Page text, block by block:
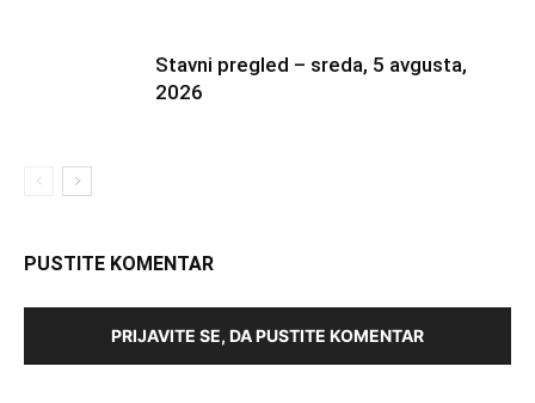
Stavni pregled – sreda, 5 avgusta,
2026
PUSTITE KOMENTAR
PRIJAVITE SE, DA PUSTITE KOMENTAR